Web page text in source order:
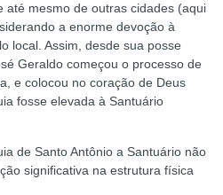
até mesmo de outras cidades (aqui
a enorme devoção à
local. Assim, desde sua posse
Geraldo começou o processo de
e colocou no coração de Deus
fosse elevada à Santuário
de Santo Antônio a Santuário não
significativa na estrutura física